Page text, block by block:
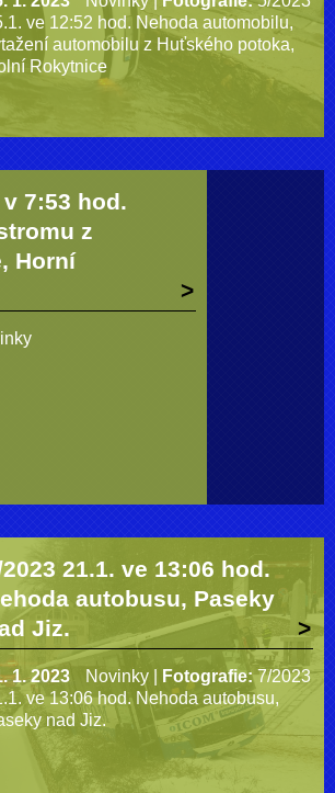
ve 12:52 hod. Nehoda automobilu,
automobilu z Huťského potoka,
Rokytnice
7:53 hod.
z
Horní
2023 21.1. ve 13:06 hod.
autobusu, Paseky
Jiz.
1. 2023 Novinky Fotografie: 7/2023
ve 13:06 hod. Nehoda autobusu,
nad Jiz.